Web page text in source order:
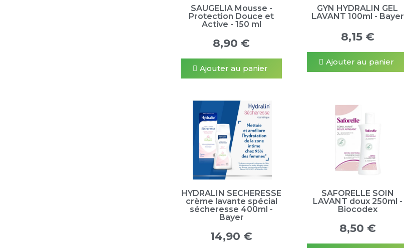
SAUGELIA Mousse -
Protection Douce et
Active - 150 ml
8,90 €
Ajouter au panier
GYN HYDRALIN GEL
LAVANT 100ml - Bayer
8,15 €
Ajouter au panier
HYDRALIN SECHERESSE
crème lavante spécial
sécheresse 400ml -
Bayer
14,90 €
SAFORELLE SOIN
LAVANT doux 250ml -
Biocodex
8,50 €